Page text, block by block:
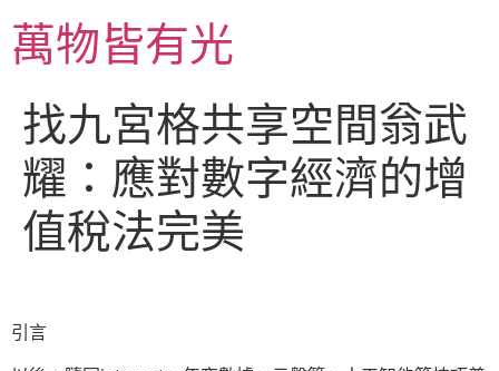
主萬物皆有光
找九宮格共享空間翁武
耀：應對數字經濟的增
值稅法完美
引言